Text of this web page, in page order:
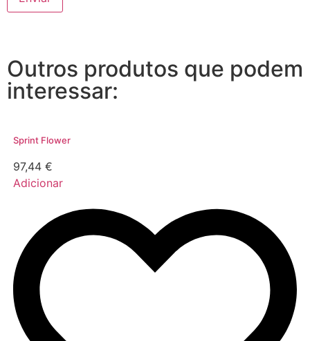
Outros produtos que podem
interessar:
Sprint Flower
97,44 €
Adicionar